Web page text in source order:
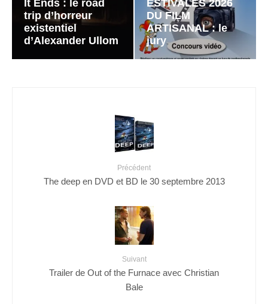
It Ends : le road
trip d’horreur
existentiel
d’Alexander Ullom
ESTIVALES 2026
DU FILM
ARTISANAL : le
jury
Précédent
The deep en DVD et BD le 30 septembre 2013
Suivant
Trailer de Out of the Furnace avec Christian
Bale